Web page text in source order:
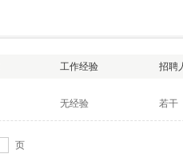
工作经验 招聘
无经验 若干
页